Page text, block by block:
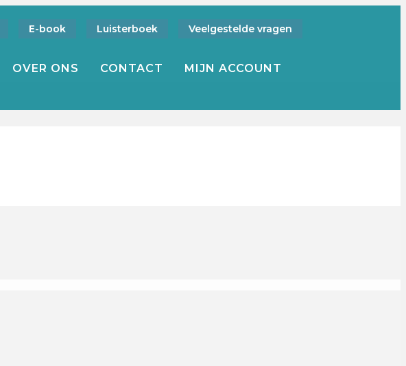
E-book Luisterboek Veelgestelde vragen
OVER ONS CONTACT MIJN ACCOUNT